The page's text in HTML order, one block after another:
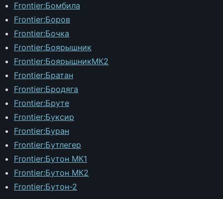
Frontier:Бомбила
Frontier:Боров
Frontier:Бочка
Frontier:Боярышник
Frontier:БоярышникМК2
Frontier:Братан
Frontier:Бродяга
Frontier:Бруте
Frontier:Буксир
Frontier:Буран
Frontier:Бутлегер
Frontier:Бутон МК1
Frontier:Бутон МК2
Frontier:Бутон-2